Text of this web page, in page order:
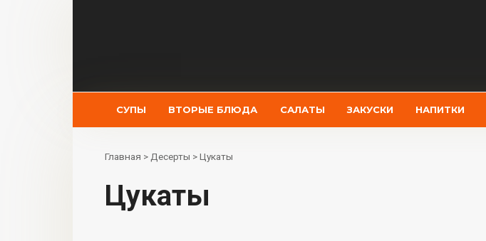
СУПЫ ВТОРЫЕ БЛЮДА САЛАТЫ ЗАКУСКИ НАПИТКИ
Главная > Десерты >Цукаты
Цукаты